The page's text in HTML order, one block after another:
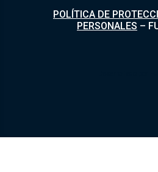
POLÍTICA DE
PERSONALES –